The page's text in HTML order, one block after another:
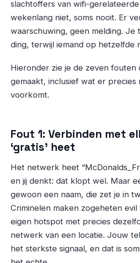
slachtoffers van wifi-
wekenlang niet, soms nooit. Er
waarschuwing, geen melding. Je
ding, terwijl iemand op hetzelfde
Hieronder zie je de zeven
gemaakt, inclusief wat er precies
voorkomt.
Fout 1: Verbinden met
‘gratis’ heet
Het netwerk heet
en jij denkt: dat klopt wel. Maar
gewoon een naam, die zet je in
Criminelen maken zogeheten
eigen hotspot met precies
netwerk van een locatie. Jouw
het sterkste signaal, en dat is